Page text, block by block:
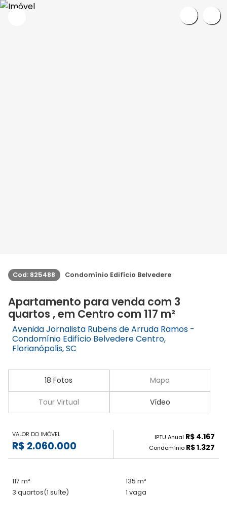
Cod: 825488 Condomínio Edifício Belvedere
Apartamento para venda com 3
quartos , em Centro com 117 m²
Avenida Jornalista Rubens de Arruda Ramos -
Condomínio Edifício Belvedere Centro,
Florianópolis, SC
18 Fotos Mapa
Tour Virtual Vídeo
VALOR DO IMÓVEL
R$ 2.060.000
IPTU Anual R$ 4.167
Condomínio R$ 1.327
117 m²
135 m²
3 quartos(1 suíte) 1 vaga